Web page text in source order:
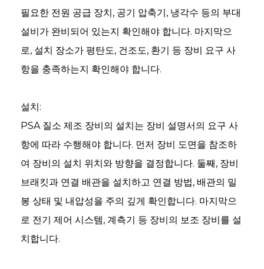
필요한 전원 공급 장치, 공기 압축기, 냉각수 등의 부대
설비가 완비되어 있는지 확인해야 합니다. 마지막으
로, 설치 장소가 평탄도, 건조도, 환기 등 장비 요구 사
항을 충족하는지 확인해야 합니다.
설치:
PSA 질소 제조 장비의 설치는 장비 설명서의 요구 사
항에 따라 수행해야 합니다. 먼저 장비 도면을 참조하
여 장비의 설치 위치와 방향을 결정합니다. 둘째, 장비
브래킷과 연결 배관을 설치하고 연결 방법, 배관의 밀
봉 상태 및 내압성을 주의 깊게 확인합니다. 마지막으
로 전기 제어 시스템, 계측기 등 장비의 보조 장비를 설
치합니다.